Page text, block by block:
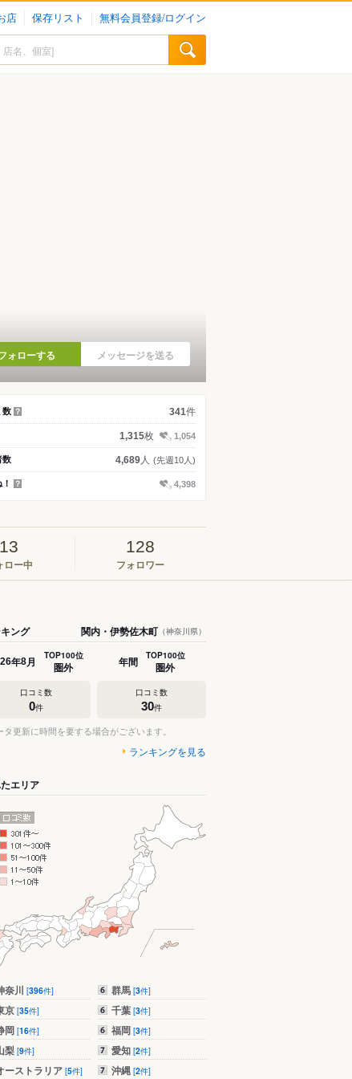
店 保存リスト 無料会員登録/ログイン
ォローする メッセージを送る
数 ？ 341件
1,315枚 1,054
数 4,689人 (先週10人)
？ 4,398
13
ロー中
128
フォロワー
ング 関内・伊勢佐木町 （神奈川県）
年8月 TOP100位
圏外
口コミ数
0件
年間 TOP100位
圏外
口コミ数
30件
タ更新に時間を要する場合がございます。
ランキングを見る
エリア
奈川 [396件]
京 [35件]
岡 [16件]
梨 [9件]
ーストラリア[5件]
群馬 [3件]
千葉 [3件]
福岡 [3件]
愛知 [2件]
沖縄 [2件]